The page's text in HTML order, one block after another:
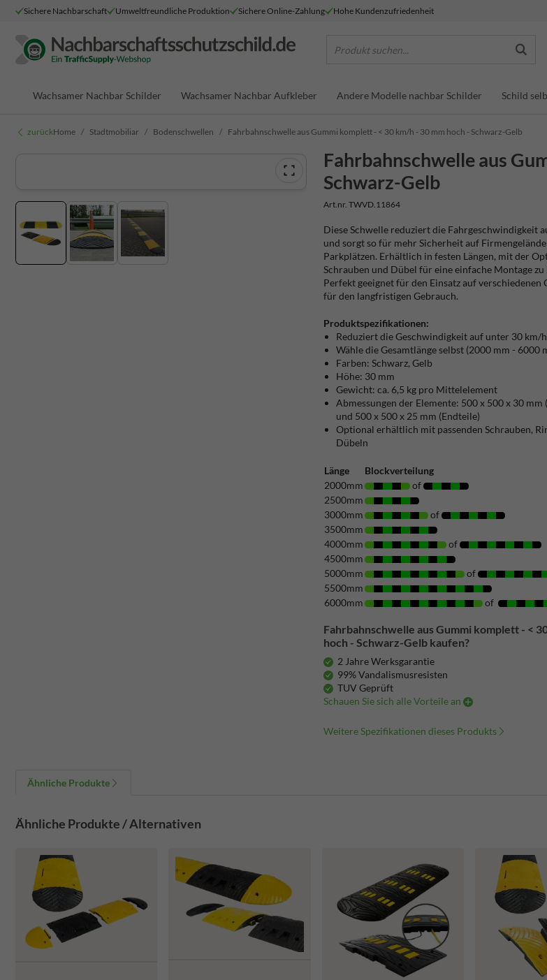
Sichere Nachbarschaft Umweltfreundliche Produktion Sichere Online-Zahlung Hohe Kundenzufriedenheit
Produkt suchen...
Wachsamer Nachbar Schilder Wachsamer Nachbar Aufkleber Andere Modelle nachbar Schilder Schild
zurückHome Stadtmobiliar Bodenschwellen Fahrbahnschwelle aus Gummi komplett - < 30 km/h - 30 mm hoch - Schwarz-Gelb
Fahrbahnschwelle aus
Schwarz-Gelb
Art.nr. TWVD.11864
Diese Schwelle reduziert die Fahrgeschwindigkeit
und sorgt so für mehr Sicherheit auf
Parkplätzen. Erhältlich in festen Längen, mit der
Schrauben und Dübel für eine einfache Montage zu
Perfekt geeignet für den Einsatz auf verschiedenen
für den langfristigen Gebrauch.
Produktspezifikationen:
Reduziert die Geschwindigkeit auf unter 30 km/h
Wähle die Gesamtlänge selbst (2000 mm - 6000
Farben: Schwarz, Gelb
Höhe: 30 mm
Gewicht: ca. 6,5 kg pro Mittelelement
Abmessungen der Elemente: 500 x 500 x 30
und 500 x 500 x 25 mm (Endteile)
Optional erhältlich mit passenden Schrauben,
Dübeln
Länge
Blockverteilung
2000mm
of
2500mm
3000mm
of
3500mm
4000mm
of
4500mm
5000mm
of
5500mm
6000mm
of
Fahrbahnschwelle aus Gummi komplett - <
hoch - Schwarz-Gelb kaufen?
2 Jahre Werksgarantie
99% Vandalismusresisten
TUV Geprüft
Schauen Sie sich alle Vorteile an
Weitere Spezifikationen dieses Produkts
Ähnliche Produkte
Ähnliche Produkte / Alternativen